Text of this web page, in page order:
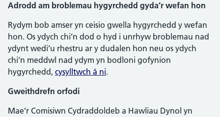
Adrodd am broblemau hygyrchedd gyda’r wefan hon
Rydym bob amser yn ceisio gwella hygyrchedd y wefan
hon. Os ydych chi’n dod o hyd i unrhyw broblemau nad
ydynt wedi’u rhestru ar y dudalen hon neu os ydych
chi’n meddwl nad ydym yn bodloni gofynion
hygyrchedd, cysylltwch â ni.
Gweithdrefn orfodi
Mae’r Comisiwn Cydraddoldeb a Hawliau Dynol yn